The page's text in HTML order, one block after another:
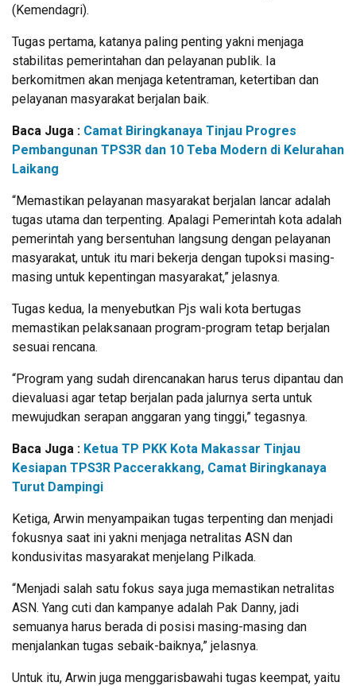
(Kemendagri).
Tugas pertama, katanya paling penting yakni menjaga
stabilitas pemerintahan dan pelayanan publik. Ia
berkomitmen akan menjaga ketentraman, ketertiban dan
pelayanan masyarakat berjalan baik.
Baca Juga : Camat Biringkanaya Tinjau Progres
Pembangunan TPS3R dan 10 Teba Modern di Kelurahan
Laikang
“Memastikan pelayanan masyarakat berjalan lancar adalah
tugas utama dan terpenting. Apalagi Pemerintah kota adalah
pemerintah yang bersentuhan langsung dengan pelayanan
masyarakat, untuk itu mari bekerja dengan tupoksi masing-
masing untuk kepentingan masyarakat,” jelasnya.
Tugas kedua, Ia menyebutkan Pjs wali kota bertugas
memastikan pelaksanaan program-program tetap berjalan
sesuai rencana.
“Program yang sudah direncanakan harus terus dipantau dan
dievaluasi agar tetap berjalan pada jalurnya serta untuk
mewujudkan serapan anggaran yang tinggi,” tegasnya.
Baca Juga : Ketua TP PKK Kota Makassar Tinjau
Kesiapan TPS3R Paccerakkang, Camat Biringkanaya
Turut Dampingi
Ketiga, Arwin menyampaikan tugas terpenting dan menjadi
fokusnya saat ini yakni menjaga netralitas ASN dan
kondusivitas masyarakat menjelang Pilkada.
“Menjadi salah satu fokus saya juga memastikan netralitas
ASN. Yang cuti dan kampanye adalah Pak Danny, jadi
semuanya harus berada di posisi masing-masing dan
menjalankan tugas sebaik-baiknya,” jelasnya.
Untuk itu, Arwin juga menggarisbawahi tugas keempat, yaitu